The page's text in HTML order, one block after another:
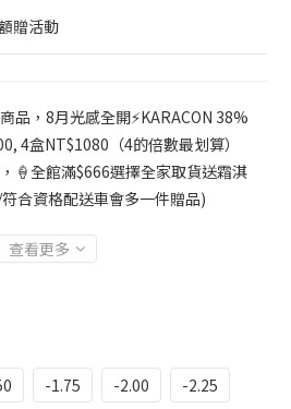
贈活動
品，8月光感全開⚡KARACON 38%
4盒NT$1080（4的倍數最划算）
🍦全館滿$666選擇全家取貨送霜淇
合資格配送車會多一件贈品)
查看更多
-1.75 -2.00
-2.25